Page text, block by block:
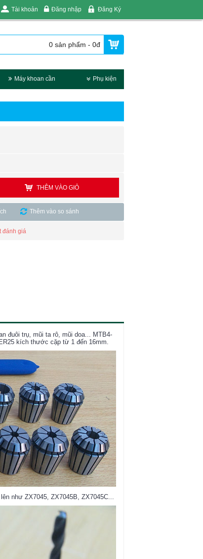
Tài khoản Đăng nhập Đăng Ký
0 sản phẩm - 0đ
Máy khoan cần Phụ kiện
THÊM VÀO GIỎ
Thêm vào so sánh
đánh giá
đuôi trụ, mũi ta rô, mũi doa... MTB4-
kích thước cặp từ 1 đến 16mm.
như ZX7045, ZX7045B, ZX7045C...